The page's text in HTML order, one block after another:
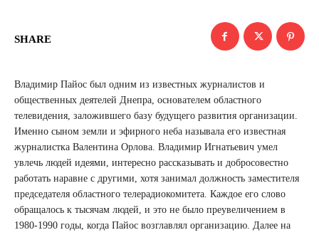
SHARE
Владимир Пайос был одним из известных журналистов и
общественных деятелей Днепра, основателем областного
телевидения, заложившего базу будущего развития организации.
Именно сыном земли и эфирного неба называла его известная
журналистка Валентина Орлова. Владимир Игнатьевич умел
увлечь людей идеями, интересно рассказывать и добросовестно
работать наравне с другими, хотя занимал должность заместителя
председателя областного телерадиокомитета. Каждое его слово
обращалось к тысячам людей, и это не было преувеличением в
1980-1990 годы, когда Пайос возглавлял организацию. Далее на